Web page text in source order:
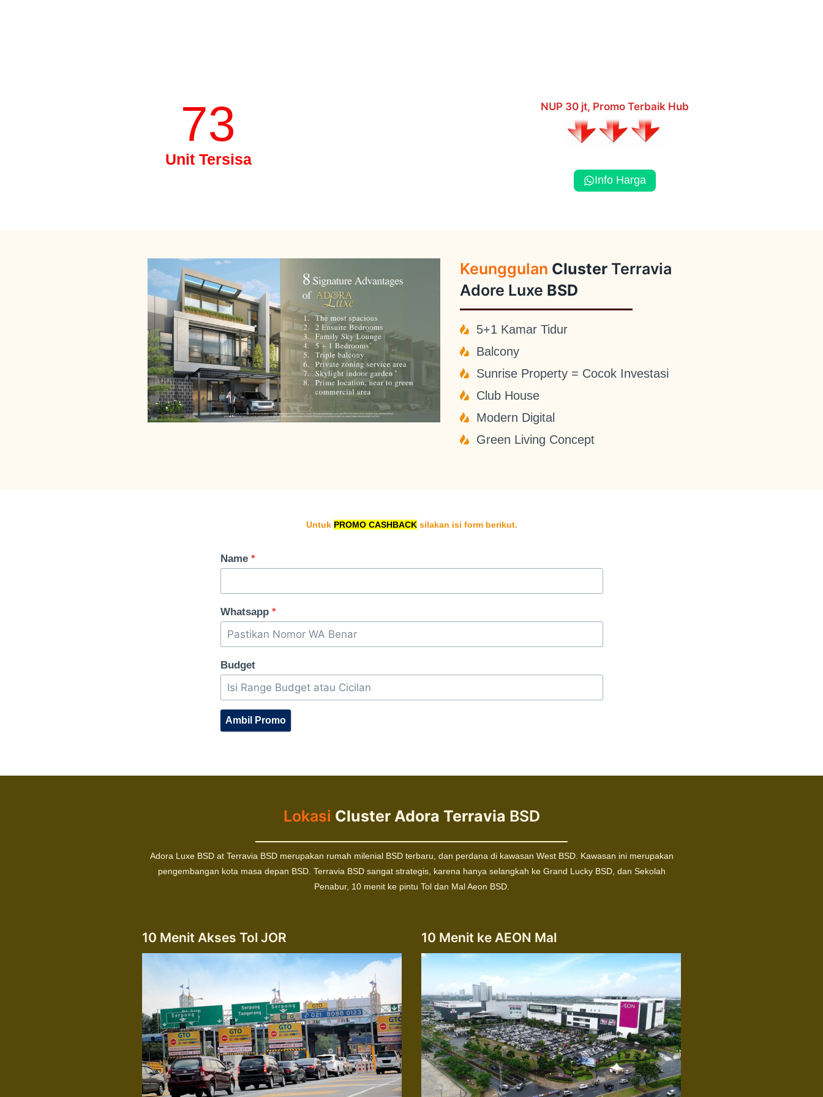
73
Unit Tersisa
NUP 30 jt, Promo Terbaik Hub
Info Harga
Keunggulan Cluster Terravia
Adore Luxe BSD
5+1 Kamar Tidur
Balcony
Sunrise Property = Cocok Investasi
Club House
Modern Digital
Green Living Concept
Untuk PROMO CASHBACKsilakan isi form berikut.
Name *
Whatsapp *
Budget
Ambil Promo
Lokasi Cluster Adora Terravia BSD
Adora Luxe BSD at Terravia BSD merupakan rumah milenial BSD terbaru, dan perdana di kawasan West BSD. Kawasan ini merupakan
pengembangan kota masa depan BSD. Terravia BSD sangat strategis, karena hanya selangkah ke Grand Lucky BSD, dan Sekolah
Penabur, 10 menit ke pintu Tol dan Mal Aeon BSD.
10 Menit Akses Tol JOR 10 Menit ke AEON Mal